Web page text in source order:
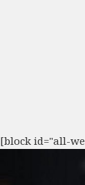
[block id="all-